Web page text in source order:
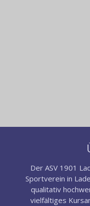
Der ASV 1901
Sportverein in
qualitativ
vielfältiges